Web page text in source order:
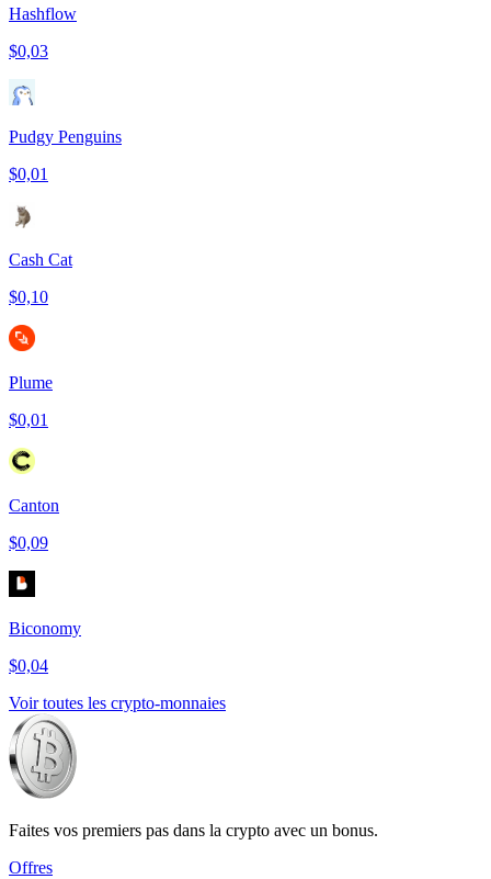
Hashflow
$0,03
Pudgy Penguins
$0,01
Cash Cat
$0,10
Plume
$0,01
Canton
$0,09
Biconomy
$0,04
Voir toutes les crypto-monnaies
Faites vos premiers pas dans la crypto avec un bonus.
Offres